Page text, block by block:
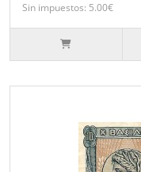
Sin impuestos: 5.00€